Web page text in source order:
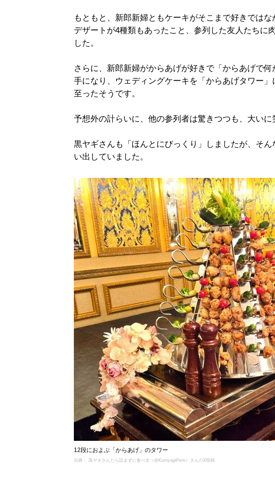
もともと、新郎新婦ともケーキがそこまで好きでは
デザートが4種類もあったこと、参列した友人たちに
した。
さらに、新郎新婦がからあげが好きで「からあげで
手になり、ウェディングケーキを「からあげタワー
至ったそうです。
予想外の計らいに、他の参列者は驚きつつも、大いに
黒ヤギさんも「ほんとにびっくり」しましたが、そ
い出していました。
12段におよぶ「からあげ」のタワー
出典： 黒ヤギさんたら読まずに食べ太（@KuroyagiPixiv）さんのX投稿